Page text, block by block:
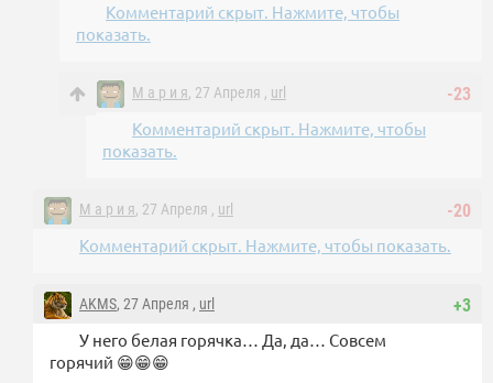
Комментарий скрыт. Нажмите, чтобы
показать.
-23
М а р и я, 27 Апреля , url
Комментарий скрыт. Нажмите, чтобы
показать.
-20
М а р и я, 27 Апреля , url
Комментарий скрыт. Нажмите, чтобы показать.
+3
AKMS, 27 Апреля , url
У него белая горячка… Да, да… Совсем
горячий 😁😁😁